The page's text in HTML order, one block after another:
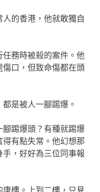
的香港，他就敢獨自
務時被殺的案件。他
口，但致命傷都在頭
是被人一腳踢爆。
踢爆頭？有種就踢爆
有點失常。他幻想那
，好好為三位同事報